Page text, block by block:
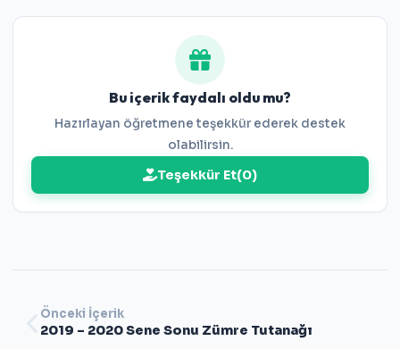
Bu içerik faydalı oldu mu?
Hazırlayan öğretmene teşekkür ederek destek
olabilirsin.
Teşekkür Et(0)
Önceki İçerik
2019 – 2020 Sene Sonu Zümre Tutanağı